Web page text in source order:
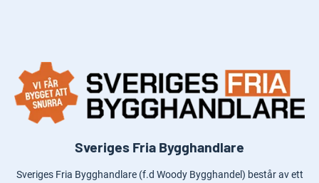
Sveriges Fria Bygghandlare
Sveriges Fria Bygghandlare (f.d Woody Bygghandel) består av ett